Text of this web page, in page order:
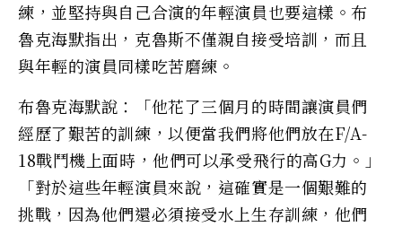
練，並堅持與​自己合演的年輕演員也要這樣。布
魯克海默指出，克魯斯不僅親自接受培訓，而且
與年輕的演員同樣吃苦磨練。
布魯克海默說：「他花了三個月的時間讓演員們
經歷了艱苦的訓練，以便當我們將他們放在F/A-
18戰鬥機上面時，他們可以承受飛行的高G力。」
「對於這些年輕演員來說，這確實是一個艱難的
挑戰，因為他們還必須接受水上生存訓練，他們